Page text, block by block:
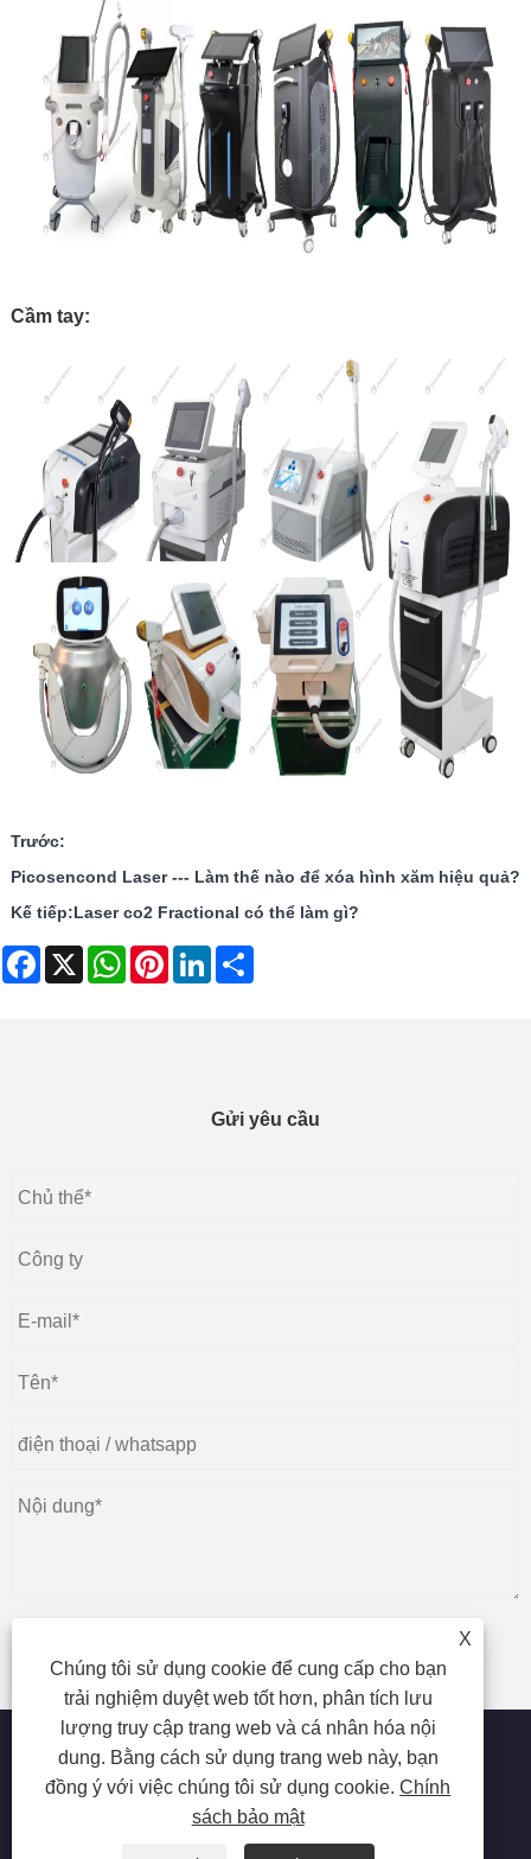
Cầm tay:
Trước:
Picosencond Laser --- Làm thế nào để xóa hình xăm hiệu quả?
Kế tiếp:Laser co2 Fractional có thể làm gì?
Facebook
X WhatsAppPinterestLinkedIn
Gửi yêu cầu
nộp
X
Chúng tôi sử dụng cookie để cung cấp cho bạn
trải nghiệm duyệt web tốt hơn, phân tích lưu
lượng truy cập trang web và cá nhân hóa nội
dung. Bằng cách sử dụng trang web này, bạn
đồng ý với việc chúng tôi sử dụng cookie.Chính
sách bảo mật
Bản quyền © 2023 Beijing Oriental Wison Technology Co.,